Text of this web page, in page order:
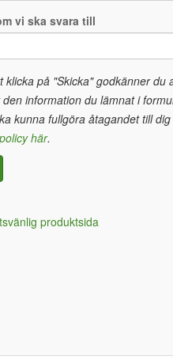
vi ska svara till
klicka på "Skicka" godkänner du
information du lämnat i
kunna fullgöra åtagandet till
här.
produktsida